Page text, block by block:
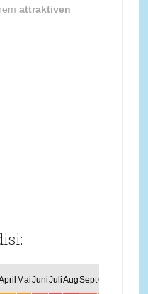
attraktiven
MaiJuniJuliAugSeptOkt